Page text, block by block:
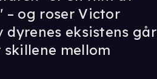
og roser Victor
dyrenes eksistens går
mellom